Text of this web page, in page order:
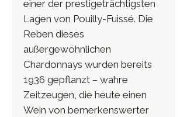
einer der prestigeträchtigsten
Lagen von Pouilly-Fuissé. Die
Reben dieses
außergewöhnlichen
Chardonnays wurden bereits
1936 gepflanzt – wahre
Zeitzeugen, die heute einen
Wein von bemerkenswerter